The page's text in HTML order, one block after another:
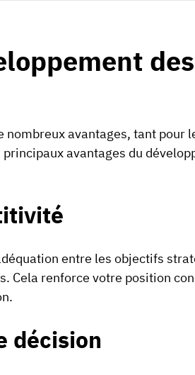
des
avantages, tant pour
avantages du
entre les objectifs
Cela renforce votre position
décision